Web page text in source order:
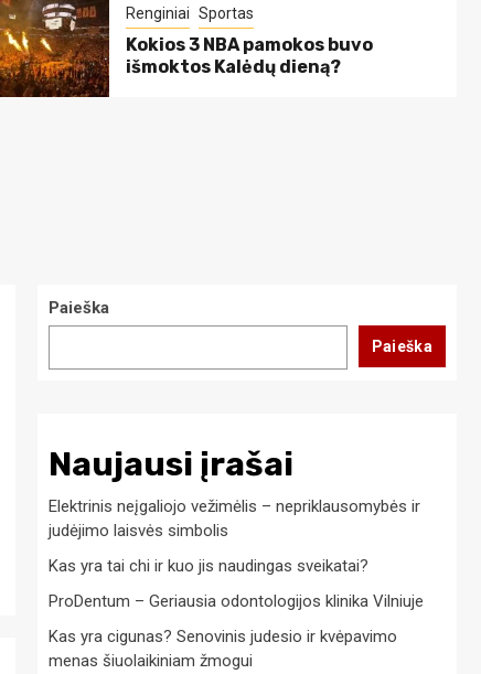
Renginiai Sportas
Kokios 3 NBA pamokos buvo
išmoktos Kalėdų dieną?
Paieška
Paieška
Naujausi įrašai
Elektrinis neįgaliojo vežimėlis – nepriklausomybės ir
judėjimo laisvės simbolis
Kas yra tai chi ir kuo jis naudingas sveikatai?
ProDentum – Geriausia odontologijos klinika Vilniuje
Kas yra cigunas? Senovinis judesio ir kvėpavimo
menas šiuolaikiniam žmogui